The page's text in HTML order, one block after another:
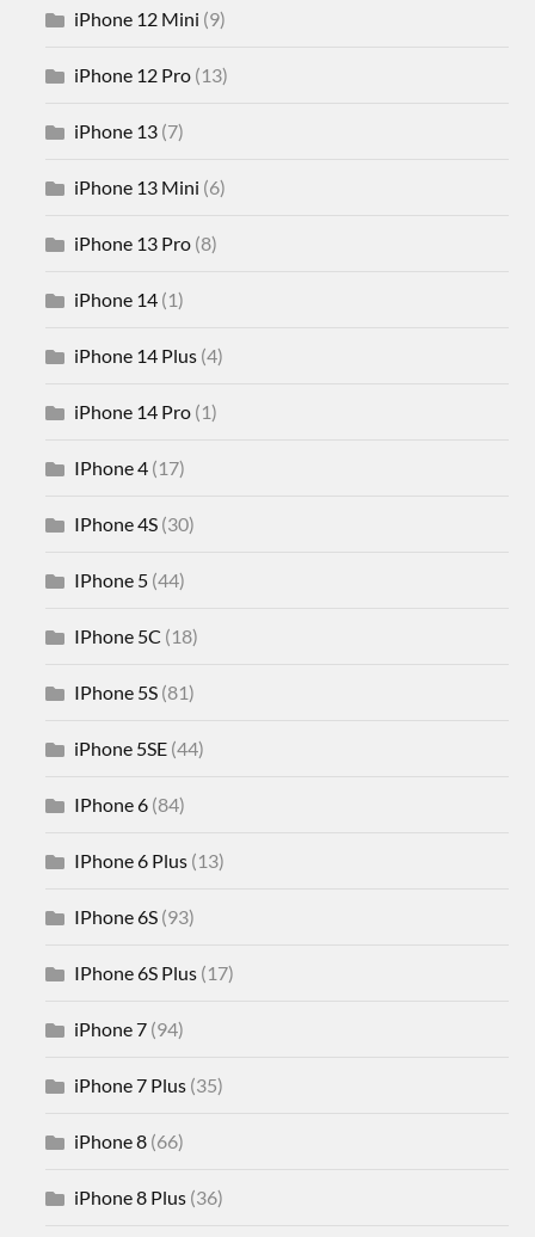
iPhone 12 Mini (9)
iPhone 12 Pro (13)
iPhone 13 (7)
iPhone 13 Mini (6)
iPhone 13 Pro (8)
iPhone 14 (1)
iPhone 14 Plus (4)
iPhone 14 Pro (1)
IPhone 4 (17)
IPhone 4S (30)
IPhone 5 (44)
IPhone 5C (18)
IPhone 5S (81)
iPhone 5SE (44)
IPhone 6 (84)
IPhone 6 Plus (13)
IPhone 6S (93)
IPhone 6S Plus (17)
iPhone 7 (94)
iPhone 7 Plus (35)
iPhone 8 (66)
iPhone 8 Plus (36)